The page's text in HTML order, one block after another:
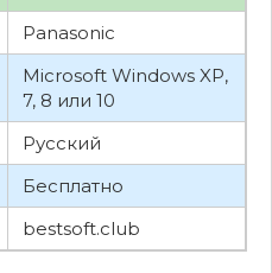
Panasonic
Microsoft Windows XP,
7, 8 или 10
Русский
Бесплатно
bestsoft.club